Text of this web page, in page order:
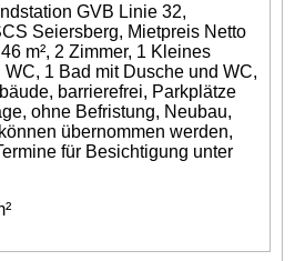
GVB Linie 32,
Seiersberg, Mietpreis Netto
m², 2 Zimmer, 1 Kleines
1 Bad mit Dusche und WC,
barrierefrei, Parkplätze
ohne Befristung, Neubau,
übernommen werden,
für Besichtigung unter